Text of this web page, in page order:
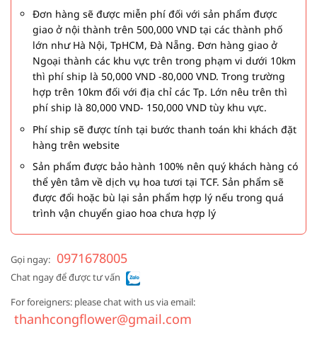
Đơn hàng sẽ được miễn phí đối với sản phẩm được
giao ở nội thành trên 500,000 VND tại các thành phố
lớn như Hà Nội, TpHCM, Đà Nẵng. Đơn hàng giao ở
Ngoại thành các khu vực trên trong phạm vi dưới 10km
thì phí ship là 50,000 VND -80,000 VND. Trong trường
hợp trên 10km đối với địa chỉ các Tp. Lớn nêu trên thì
phí ship là 80,000 VND- 150,000 VND tùy khu vực.
Phí ship sẽ được tính tại bước thanh toán khi khách đặt
hàng trên website
Sản phẩm được bảo hành 100% nên quý khách hàng có
thể yên tâm về dịch vụ hoa tươi tại TCF. Sản phẩm sẽ
được đổi hoặc bù lại sản phẩm hợp lý nếu trong quá
trình vận chuyển giao hoa chưa hợp lý
Gọi ngay: 0971678005
Chat ngay để được tư vấn
For foreigners: please chat with us via email:
thanhcongflower@gmail.com